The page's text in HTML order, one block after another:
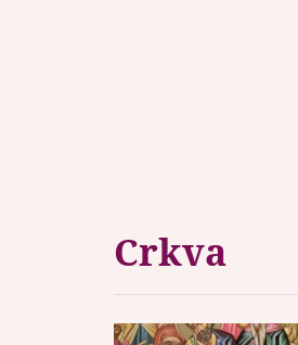
Crkva